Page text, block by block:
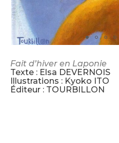
Fait d’hiver en Laponie
Texte : Elsa DEVERNOIS
Illustrations : Kyoko ITO
Éditeur : TOURBILLON